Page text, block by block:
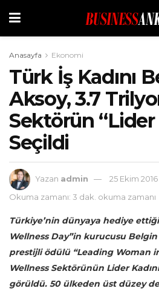
Anasayfa Ekonomi
Türk İş Kadını
Aksoy, 3.7
Sektörün “Lider
Seçildi
Yazan admin
25 Ekim 2016
Okuma zamanı: 3 dak. okuma zamanı
Türkiye’nin dünyaya hediye
Wellness Day”in kurucusu
prestijli ödülü “Leading Woman
Wellness Sektörünün Lider Kadını
görüldü. 50 ülkeden üst düzey